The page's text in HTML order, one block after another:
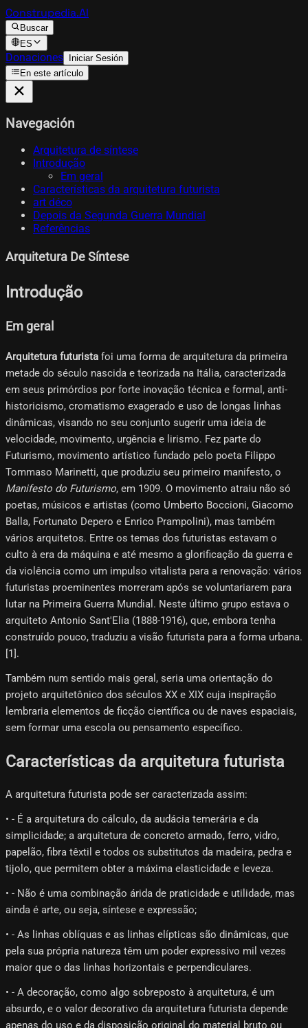
Construpedia.AI
Buscar
ES
Donaciones Iniciar Sesión
En este artículo
Navegación
Arquitetura de síntese
Introdução
Em geral
Características da arquitetura futurista
art déco
Depois da Segunda Guerra Mundial
Referências
Arquitetura De Síntese
Introdução
Em geral
Arquitetura futurista foi uma forma de arquitetura da primeira
metade do século nascida e teorizada na Itália, caracterizada
em seus primórdios por forte inovação técnica e formal, anti-
historicismo, cromatismo exagerado e uso de longas linhas
dinâmicas, visando no seu conjunto sugerir uma ideia de
velocidade, movimento, urgência e lirismo. Fez parte do
Futurismo, movimento artístico fundado pelo poeta Filippo
Tommaso Marinetti, que produziu seu primeiro manifesto, o
Manifesto do Futurismo, em 1909. O movimento atraiu não só
poetas, músicos e artistas (como Umberto Boccioni, Giacomo
Balla, Fortunato Depero e Enrico Prampolini), mas também
vários arquitetos. Entre os temas dos futuristas estavam o
culto à era da máquina e até mesmo a glorificação da guerra e
da violência como um impulso vitalista para a renovação: vários
futuristas proeminentes morreram após se voluntariarem para
lutar na Primeira Guerra Mundial. Neste último grupo estava o
arquiteto Antonio Sant'Elia (1888-1916), que, embora tenha
construído pouco, traduziu a visão futurista para a forma urbana.
[1]​.
Também num sentido mais geral, seria uma orientação do
projeto arquitetônico dos séculos XX e XIX cuja inspiração
lembraria elementos de ficção científica ou de naves espaciais,
sem formar uma escola ou pensamento específico.
Características da arquitetura futurista
A arquitetura futurista pode ser caracterizada assim:
• - É a arquitetura do cálculo, da audácia temerária e da
simplicidade; a arquitetura de concreto armado, ferro, vidro,
papelão, fibra têxtil e todos os substitutos da madeira, pedra e
tijolo, que permitem obter a máxima elasticidade e leveza.
• - Não é uma combinação árida de praticidade e utilidade, mas
ainda é arte, ou seja, síntese e expressão;
• - As linhas oblíquas e as linhas elípticas são dinâmicas, que
pela sua própria natureza têm um poder expressivo mil vezes
maior que o das linhas horizontais e perpendiculares.
• - A decoração, como algo sobreposto à arquitetura, é um
absurdo, e o valor decorativo da arquitetura futurista depende
apenas do uso e da disposição original do material bruto ou